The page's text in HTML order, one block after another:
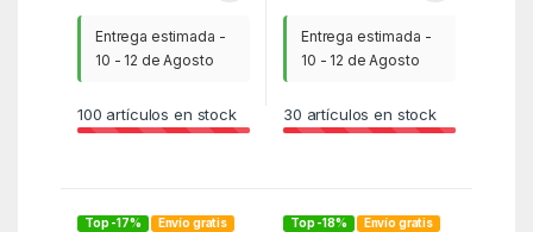
Entrega estimada -
10 - 12 de Agosto
100 artículos en stock
Entrega estimada -
10 - 12 de Agosto
30 artículos en stock
Top -17% Envío gratis Top -18% Envío gratis